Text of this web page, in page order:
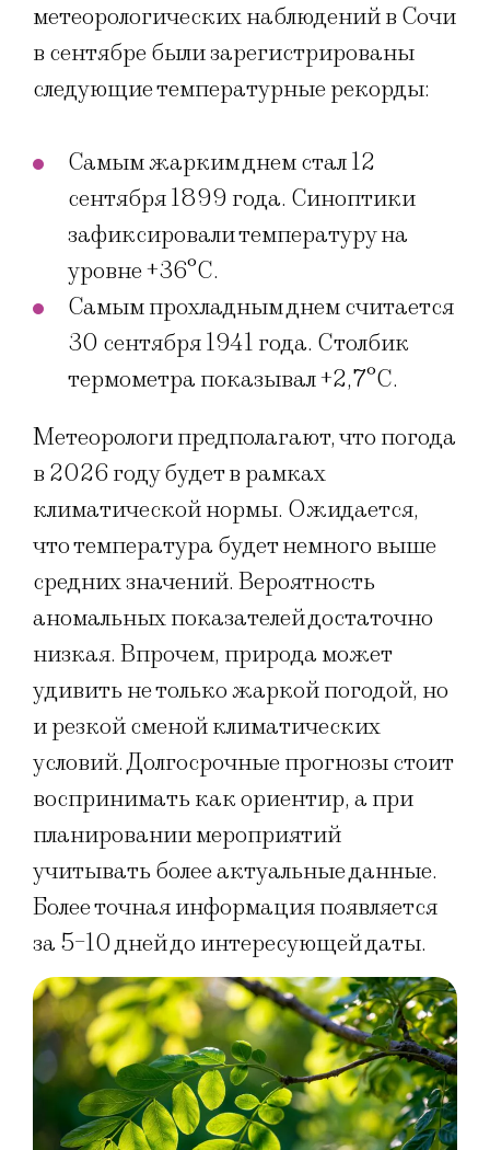
метеорологических наблюдений в Сочи
в сентябре были зарегистрированы
следующие температурные рекорды:
Самым жарким днем стал 12
сентября 1899 года. Синоптики
зафиксировали температуру на
уровне +36°C.
Самым прохладным днем считается
30 сентября 1941 года. Столбик
термометра показывал +2,7°C.
Метеорологи предполагают, что погода
в 2026 году будет в рамках
климатической нормы. Ожидается,
что температура будет немного выше
средних значений. Вероятность
аномальных показателей достаточно
низкая. Впрочем, природа может
удивить не только жаркой погодой, но
и резкой сменой климатических
условий. Долгосрочные прогнозы стоит
воспринимать как ориентир, а при
планировании мероприятий
учитывать более актуальные данные.
Более точная информация появляется
за 5-10 дней до интересующей даты.